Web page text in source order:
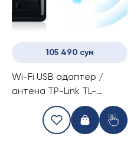
105 490 сум
Wi-Fi USB адаптер /
антена TP-Link TL-